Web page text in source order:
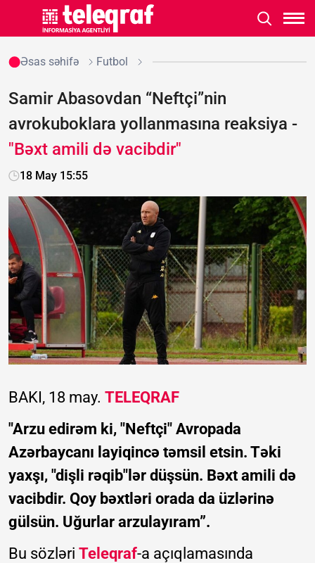
Əsas səhifə Futbol
Samir Abasovdan “Neftçi”nin
avrokuboklara yollanmasına reaksiya -
"Bəxt amili də vacibdir"
18 May 15:55
BAKI, 18 may. TELEQRAF
"Arzu edirəm ki, "Neftçi" Avropada
Azərbaycanı layiqincə təmsil etsin. Təki
yaxşı, "dişli rəqib"lər düşsün. Bəxt amili də
vacibdir. Qoy bəxtləri orada da üzlərinə
gülsün. Uğurlar arzulayıram”.
Bu sözləri Teleqraf-a açıqlamasında